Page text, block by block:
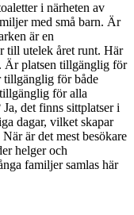
i närheten av
med små barn. Är
är en
till utelek året runt. Här
Är platsen tillgänglig för
tillgänglig för både
för alla
det finns sittplatser i
dagar, vilket skapar
är det mest besökare
helger och
familjer samlas här